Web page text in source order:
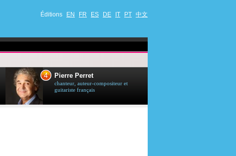
Éditions EN FR ES DE IT PT 中文
4 Pierre Perret
chanteur, auteur-compositeur et
guitariste français